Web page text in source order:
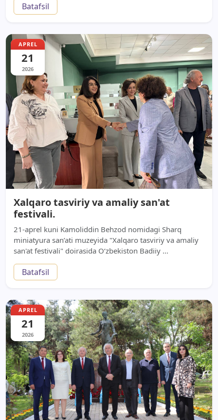
Batafsil
APREL
21
2026
Xalqaro tasviriy va amaliy san'at
festivali.
21-aprel kuni Kamoliddin Behzod nomidagi Sharq
miniatyura san’ati muzeyida "Xalqaro tasviriy va amaliy
san'at festivali" doirasida О‘zbekiston Badiiy ...
Batafsil
APREL
21
2026